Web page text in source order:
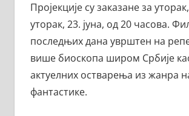
Пројекције су заказане за
уторак, 23. јуна, од 20 часова.
последњих дана уврштен на
више биоскопа широм Србије
актуелних остварења из жанра
фантастике.